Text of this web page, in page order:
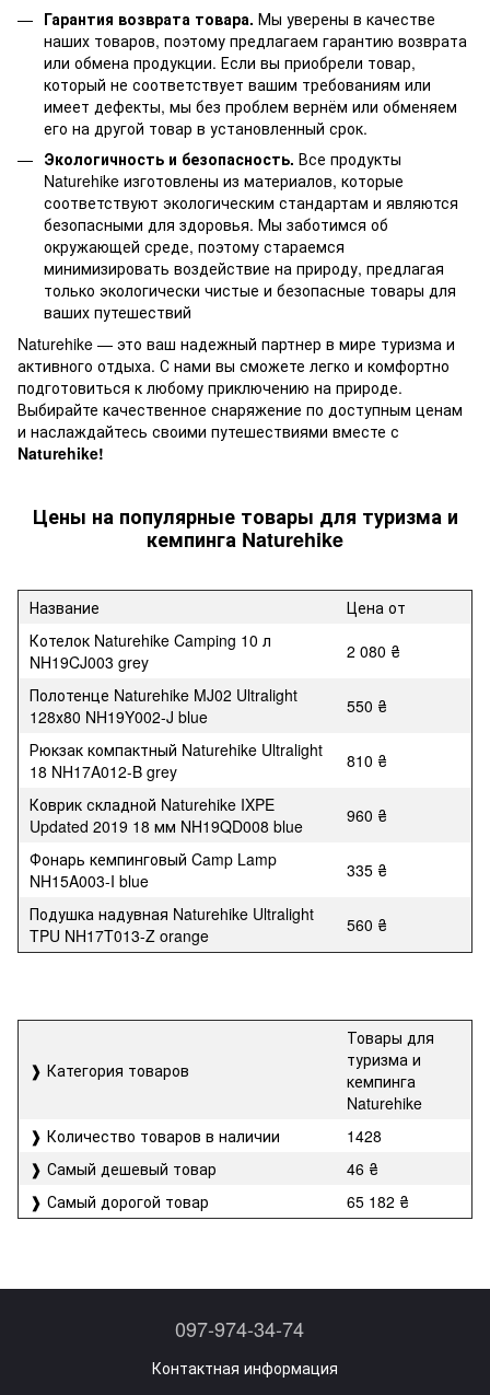
Гарантия возврата товара. Мы уверены в качестве
наших товаров, поэтому предлагаем гарантию возврата
или обмена продукции. Если вы приобрели товар,
который не соответствует вашим требованиям или
имеет дефекты, мы без проблем вернём или обменяем
его на другой товар в установленный срок.
Экологичность и безопасность. Все продукты
Naturehike изготовлены из материалов, которые
соответствуют экологическим стандартам и являются
безопасными для здоровья. Мы заботимся об
окружающей среде, поэтому стараемся
минимизировать воздействие на природу, предлагая
только экологически чистые и безопасные товары для
ваших путешествий
Naturehike — это ваш надежный партнер в мире туризма и
активного отдыха. С нами вы сможете легко и комфортно
подготовиться к любому приключению на природе.
Выбирайте качественное снаряжение по доступным ценам
и наслаждайтесь своими путешествиями вместе с
Naturehike!
Цены на популярные товары для туризма и
кемпинга Naturehike
Название
Цена от
Котелок Naturehike Camping 10 л
NH19CJ003 grey
2 080 ₴
Полотенце Naturehike MJ02 Ultralight
128х80 NH19Y002-J blue
550 ₴
Рюкзак компактный Naturehike Ultralight
18 NH17A012-B grey
810 ₴
Коврик складной Naturehike IXPE
Updated 2019 18 мм NH19QD008 blue
960 ₴
Фонарь кемпинговый Camp Lamp
NH15A003-I blue
335 ₴
Подушка надувная Naturehike Ultralight
TPU NH17T013-Z orange
560 ₴
❱ Категория товаров
Товары для
туризма и
кемпинга
Naturehike
❱ Количество товаров в наличии
1428
❱ Самый дешевый товар
46 ₴
❱ Самый дорогой товар
65 182 ₴
097-974-34-74
Контактная информация